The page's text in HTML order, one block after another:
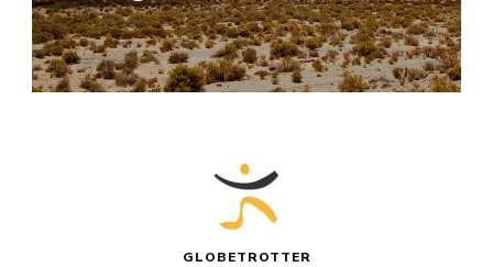
GLOBETROTTER